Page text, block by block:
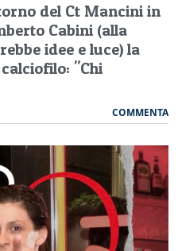
del Ct Mancini in
Cabini (alla
idee e luce) la
"Chi
COMMENTA